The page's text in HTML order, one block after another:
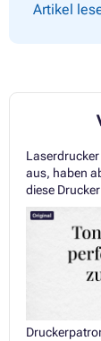
Artikel
aus, haben
diese